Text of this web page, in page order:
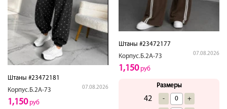
Штаны #23472181
Корпус.Б.2А-73
07.08.2026
1,150руб
Штаны #23472177
Корпус.Б.2А-73
07.08.2026
1,150руб
Размеры
42 - +